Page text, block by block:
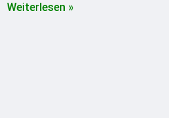
Weiterlesen »